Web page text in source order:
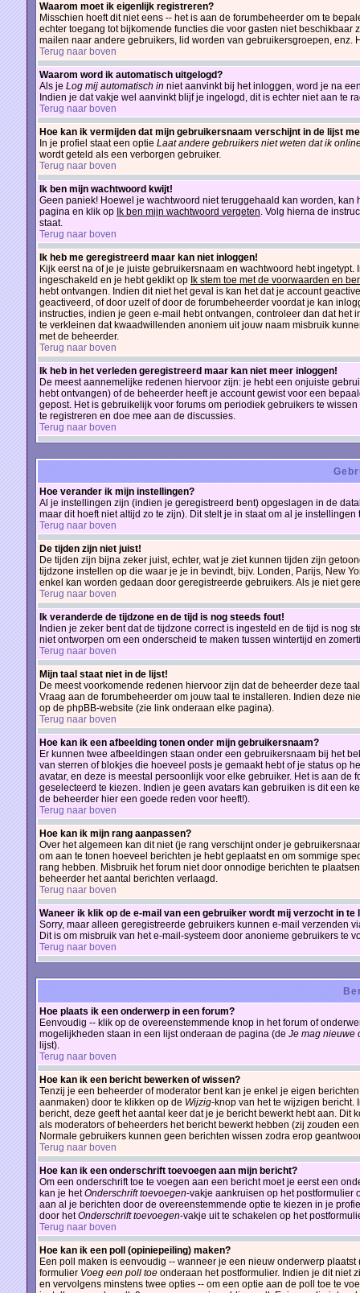
Waarom moet ik eigenlijk registreren?
Misschien hoeft dit niet eens -- het is aan de forumbeheerder om te
echter toegang tot bijkomende functies die voor gasten niet
mailen naar andere gebruikers, lid worden van gebruikersgroepen, enz.
Terug naar boven
Waarom word ik automatisch uitgelogd?
Als je Log mij automatisch in niet aanvinkt bij het inloggen, word je na
Indien je dat vakje wel aanvinkt blijf je ingelogd, dit is echter niet aan te
Terug naar boven
Hoe kan ik vermijden dat mijn gebruikersnaam verschijnt in de lijst
In je profiel staat een optie Laat andere gebruikers niet weten dat ik
wordt geteld als een verborgen gebruiker.
Terug naar boven
Ik ben mijn wachtwoord kwijt!
Geen paniek! Hoewel je wachtwoord niet teruggehaald kan worden,
pagina en klik op Ik ben mijn wachtwoord vergeten. Volg hierna de
staat.
Terug naar boven
Ik heb me geregistreerd maar kan niet inloggen!
Kijk eerst na of je je juiste gebruikersnaam en wachtwoord hebt
ingeschakeld en je hebt geklikt op Ik stem toe met de voorwaarden en
hebt ontvangen. Indien dit niet het geval is kan het dat je account
geactiveerd, of door uzelf of door de forumbeheerder voordat je kan
instructies, indien je geen e-mail hebt ontvangen, controleer dan dat
te verkleinen dat kwaadwillenden anoniem uit jouw naam misbruik
met de beheerder.
Terug naar boven
Ik heb in het verleden geregistreerd maar kan niet meer inloggen!
De meest aannemelijke redenen hiervoor zijn: je hebt een onjuiste
hebt ontvangen) of de beheerder heeft je account gewist voor een
gepost. Het is gebruikelijk voor forums om periodiek gebruikers te
te registreren en doe mee aan de discussies.
Terug naar boven
Hoe verander ik mijn instellingen?
Al je instellingen zijn (indien je geregistreerd bent) opgeslagen in de
maar dit hoeft niet altijd zo te zijn). Dit stelt je in staat om al je instellingen
Terug naar boven
De tijden zijn niet juist!
De tijden zijn bijna zeker juist, echter, wat je ziet kunnen tijden zijn
tijdzone instellen op die waar je je in bevindt, bijv. Londen, Parijs, New
enkel kan worden gedaan door geregistreerde gebruikers. Als je niet
Terug naar boven
Ik veranderde de tijdzone en de tijd is nog steeds fout!
Indien je zeker bent dat de tijdzone correct is ingesteld en de tijd is nog
niet ontworpen om een onderscheid te maken tussen wintertijd en
Terug naar boven
Mijn taal staat niet in de lijst!
De meest voorkomende redenen hiervoor zijn dat de beheerder deze
Vraag aan de forumbeheerder om jouw taal te installeren. Indien deze
op de phpBB-website (zie link onderaan elke pagina).
Terug naar boven
Hoe kan ik een afbeelding tonen onder mijn gebruikersnaam?
Er kunnen twee afbeeldingen staan onder een gebruikersnaam bij het
van sterren of blokjes die hoeveel posts je gemaakt hebt of je status op
avatar, en deze is meestal persoonlijk voor elke gebruiker. Het is aan
geselecteerd te kiezen. Indien je geen avatars kan gebruiken is dit een
de beheerder hier een goede reden voor heeft!).
Terug naar boven
Hoe kan ik mijn rang aanpassen?
Over het algemeen kan dit niet (je rang verschijnt onder je
om aan te tonen hoeveel berichten je hebt geplaatst en om sommige
rang hebben. Misbruik het forum niet door onnodige berichten te
beheerder het aantal berichten verlaagd.
Terug naar boven
Waneer ik klik op de e-mail van een gebruiker wordt mij verzocht in te
Sorry, maar alleen geregistreerde gebruikers kunnen e-mail verzenden
Dit is om misbruik van het e-mail-systeem door anonieme gebruikers te
Terug naar boven
Hoe plaats ik een onderwerp in een forum?
Eenvoudig -- klik op de overeenstemmende knop in het forum of
mogelijkheden staan in een lijst onderaan de pagina (de Je mag nieuwe
lijst).
Terug naar boven
Hoe kan ik een bericht bewerken of wissen?
Tenzij je een beheerder of moderator bent kan je enkel je eigen
aanmaken) door te klikken op de Wijzig-knop van het te wijzigen bericht.
bericht, deze geeft het aantal keer dat je je bericht bewerkt hebt aan.
als moderators of beheerders het bericht bewerkt hebben (zij zouden
Normale gebruikers kunnen geen berichten wissen zodra erop
Terug naar boven
Hoe kan ik een onderschrift toevoegen aan mijn bericht?
Om een onderschrift toe te voegen aan een bericht moet je eerst een
kan je hetOnderschrift toevoegen-vakje aankruisen op het postformulier
aan al je berichten door de overeenstemmende optie te kiezen in je
door hetOnderschrift toevoegen-vakje uit te schakelen op het
Terug naar boven
Hoe kan ik een poll (opiniepeiling) maken?
Een poll maken is eenvoudig -- wanneer je een nieuw onderwerp
formulier Voeg een poll toe onderaan het postformulier. Indien je dit niet
en vervolgens minstens twee opties -- om een optie aan de poll toe te